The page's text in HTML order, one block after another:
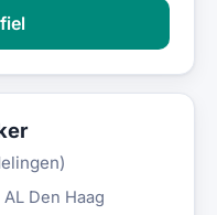
Den Haag